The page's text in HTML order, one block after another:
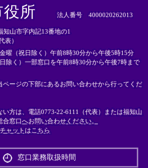
外
部役所 法人番号 4000020262013
山市字内記13番地の1
表）
曜（祝日除く）午前8時30分から午後5時15分
除く）一部窓口を午前8時30分から午後7時まで
ページの下部にあるお問い合わせから行ってくだ
方は、電話0773-22-6111（代表）または福知山
窓口へお問い合わせください。
ャットはこちら
窓口業務取扱時間